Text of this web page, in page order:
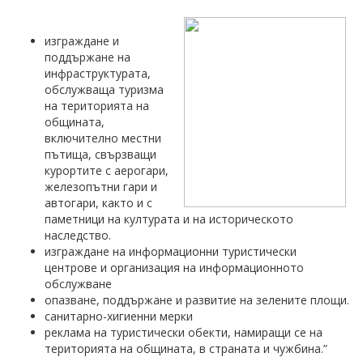
изграждане и
поддържане на
инфраструктурата,
обслужваща туризма
на територията на
общината,
включително местни
пътища, свързващи
курортите с аерогари,
железопътни гари и
автогари, както и с
паметници на културата и на историческото
наследство.
изграждане на информационни туристически
центрове и организация на информационното
обслужване
опазване, поддържане и развитие на зелените площи.
санитарно-хигиенни мерки
реклама на туристически обекти, намиращи се на
територията на общината, в страната и чужбина.”